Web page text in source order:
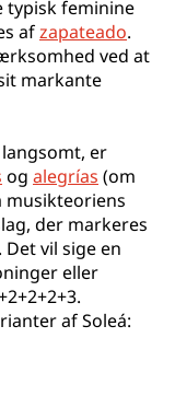
typisk feminine
afzapateado.
ved at
markante
er
og alegrías (om
musikteoriens
der markeres
vil sige en
eller
af Soleá: